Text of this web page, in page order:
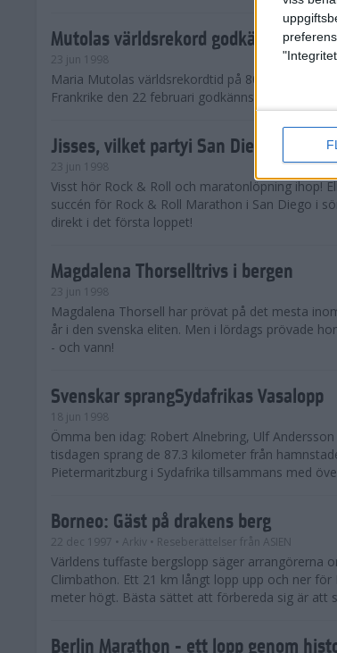
Mutolas världsrekord godkänns ej
23 jun 1998
Maria Mutolas världsrekordtid på 800 meter från
Frankrike den 22 februari godkänns ej.
Jisses, vilket partyi San Diego!
23 jun 1998
Visst hör Rock & Roll och maratonlöpning ihop!
succén för Rock & Roll Marathon i San Diego i
direkt i det första loppet!
Magdalena Thorselltrivs i bergen
23 jun 1998
Magdalena Thorsell har prövat på det mesta
år i den svenska eliten. Men i lördags prövade
- och vann!
Svenskar sprangSydafrikas Vasalopp
18 jun 1998
Ömma ben idag: Robert Alnebring, Ulf
tisdagen sprang de 87.3 kilometer från
Pietermaritzburg i Sydafrika tillsammans med
Borneo: Gäst på drakens berg
22 dec 1997 • Arkiv • Reseberättelser från ASIEN
Världens tuffaste bergslopp säger arrangörerna
Climbathon. Ett 21 km långt lopp upp och ner
meter högt. Bästa sättet att förbereda sig är att
Berlin Marathon - ett lopp genom